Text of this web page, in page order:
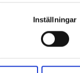
Inställningar